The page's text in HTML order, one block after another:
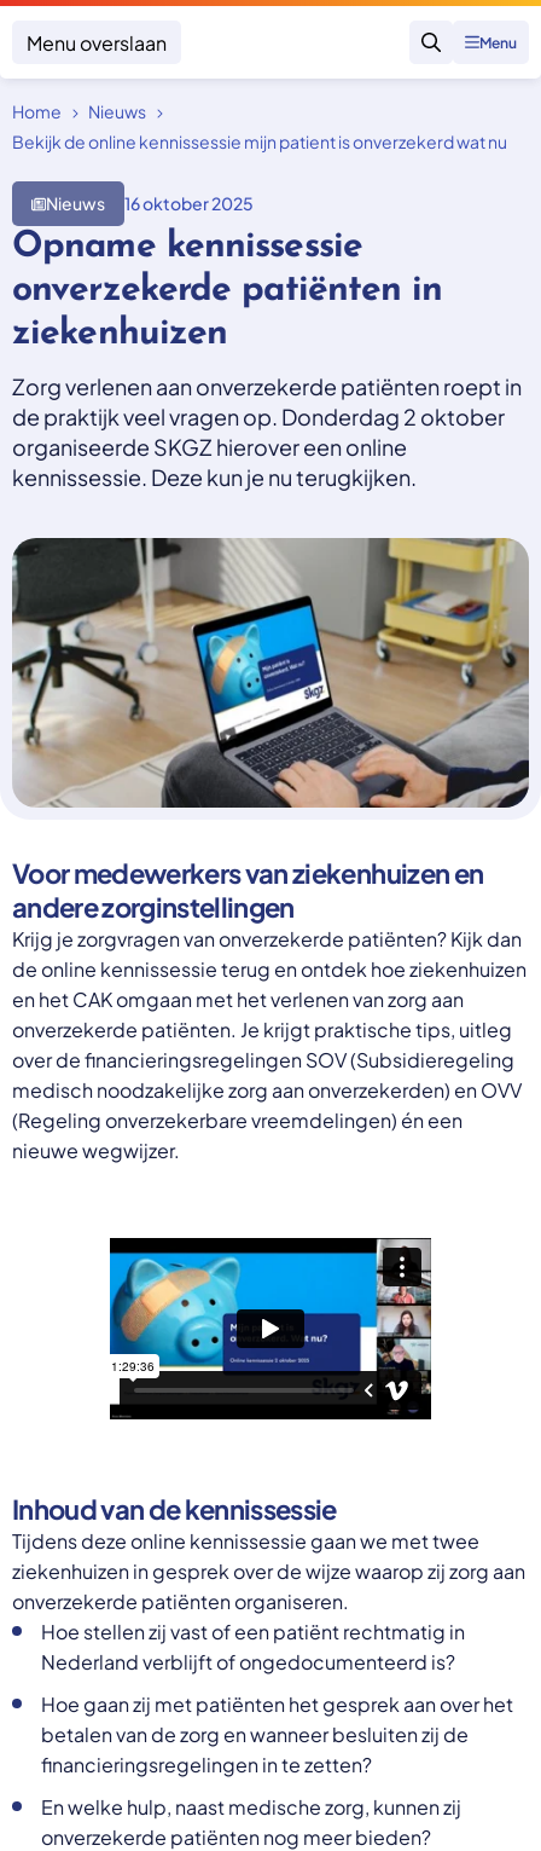
Menu overslaan
Zoeken
Menu
Klacht indienen
Onderwerpen
Zorgverzekering afsluiten
Zorgverzekering betalen
Vergoeding van zorg
Zorg in het buitenland
Nieuw in Nederland
Geen zorgverzekering
Overheid moet proactief
ondersteuning bieden bij schulden, niet
niet kunnen betalen en bied proactieve
ondersteuning, zoals automatische zorgtoeslag. Zo
voorkomt de overheid schulden, vermindert stress
en blijft noodzakelijke zorg toegankelijk.
Lees meer
Focus en impact
Uitspraken
Trainingen
Nieuws
Casussen
Contact
Select a language
Nederlands
English
Deutsch
Polski
Romana
български
Українська
русский
Espanol
Home
Nieuws
Bekijk de online kennissessie mijn patient is onverzekerd wat nu
Opname kennissessie
onverzekerde patiënten in
ziekenhuizen
Nieuws 16 oktober 2025
Zorg verlenen aan onverzekerde patiënten roept in
de praktijk veel vragen op. Donderdag 2 oktober
organiseerde SKGZ hierover een online
kennissessie. Deze kun je nu terugkijken.
Voor medewerkers van ziekenhuizen en
andere zorginstellingen
Krijg je zorgvragen van onverzekerde patiënten? Kijk dan
de online kennissessie terug en ontdek hoe ziekenhuizen
en het CAK omgaan met het verlenen van zorg aan
onverzekerde patiënten. Je krijgt praktische tips, uitleg
over de financieringsregelingen SOV (Subsidieregeling
medisch noodzakelijke zorg aan onverzekerden) en OVV
(Regeling onverzekerbare vreemdelingen) én een
nieuwe wegwijzer.
Inhoud van de kennissessie
Tijdens deze online kennissessie gaan we met twee
ziekenhuizen in gesprek over de wijze waarop zij zorg aan
onverzekerde patiënten organiseren.
Hoe stellen zij vast of een patiënt rechtmatig in
Nederland verblijft of ongedocumenteerd is?
Hoe gaan zij met patiënten het gesprek aan over het
betalen van de zorg en wanneer besluiten zij de
financieringsregelingen in te zetten?
En welke hulp, naast medische zorg, kunnen zij
onverzekerde patiënten nog meer bieden?